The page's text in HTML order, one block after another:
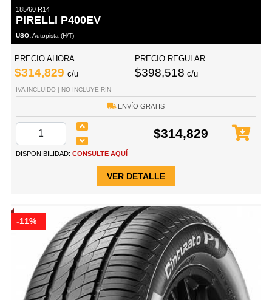
185/60 R14
PIRELLI P400EV
USO:Autopista (H/T)
PRECIO AHORA
$314,829 c/u
PRECIO REGULAR
$398,518 c/u
IVA INCLUIDO | NO INCLUYE RIN
ENVÍO GRATIS
$314,829
DISPONIBILIDAD: CONSULTE AQUÍ
VER DETALLE
-11%